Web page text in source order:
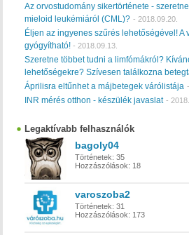
Az orvostudomány sikertörténete -
mieloid leukémiáról (CML)? - 2018.09.20.
Éljen az ingyenes szűrés lehetőségével! A
gyógyítható!- 2018.09.13.
Szeretne többet tudni a limfómákról?
lehetőségekre? Szívesen találkozna
Áprilisra eltűnhet a májbetegek várólistája -
INR mérés otthon - készülék javaslat -
Legaktívabb felhasználók
bagoly04
Történetek: 35
Hozzászólások: 18
varoszoba2
Történetek: 31
Hozzászólások: 173